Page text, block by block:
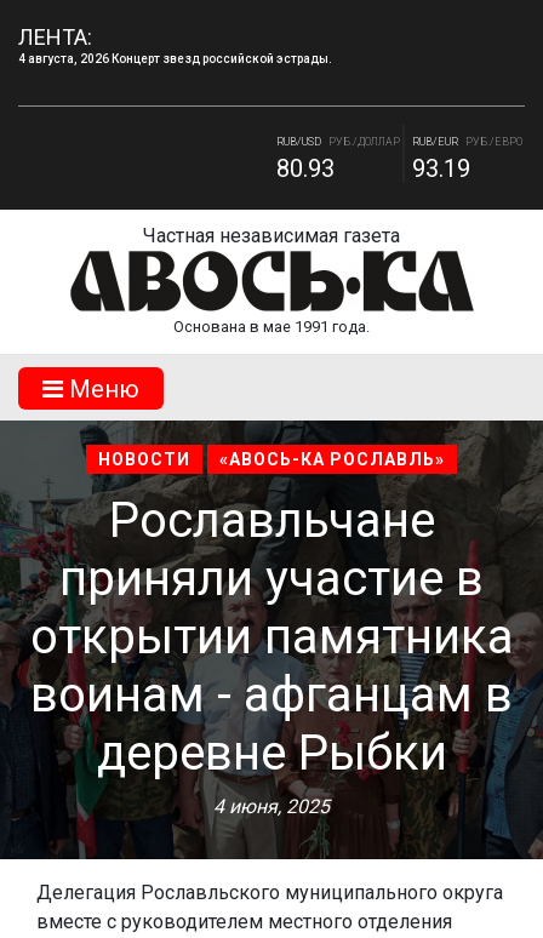
ЛЕНТА:
4 августа, 2026 Концерт звезд российской эстрады.
RUB/USD РУБ./ДОЛЛАР
80.93
RUB/EUR РУБ./ЕВРО
93.19
27.65 18.11
Частная независимая газета
Основана в мае 1991 года.
Mеню
НОВОСТИ «АВОСЬ-КА РОСЛАВЛЬ»
Рославльчане
приняли участие в
открытии памятника
воинам - афганцам в
деревне Рыбки
4 июня, 2025
Делегация Рославльского муниципального округа
вместе с руководителем местного отделения